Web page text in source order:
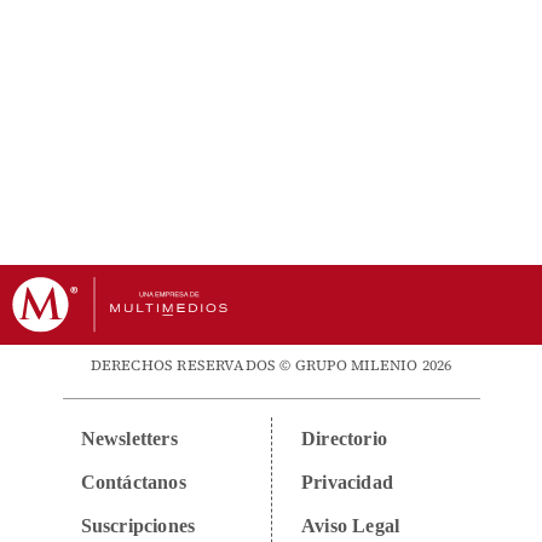
DERECHOS RESERVADOS © GRUPO MILENIO 2026
Newsletters
Contáctanos
Suscripciones
Directorio
Privacidad
Aviso Legal